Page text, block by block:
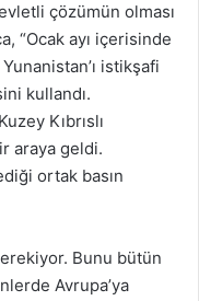
çözümün olması
“Ocak ayı içerisinde
istikşafi
kullandı.
Kıbrıslı
araya geldi.
ortak basın
Bunu bütün
Avrupa’ya